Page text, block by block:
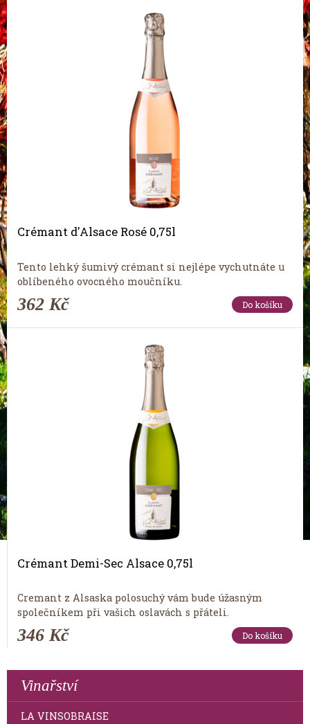
Crémant d'Alsace Rosé 0,75l
Tento lehký šumivý crémant si nejlépe vychutnáte u
oblíbeného ovocného moučníku.
362 Kč Do košíku
Crémant Demi-Sec Alsace 0,75l
Cremant z Alsaska polosuchý vám bude úžasným
společníkem při vašich oslavách s přáteli.
346 Kč Do košíku
Vinařství
LA VINSOBRAISE